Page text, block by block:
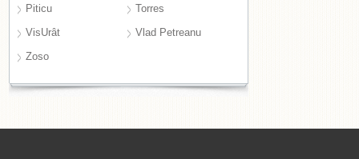
Piticu
Torres
VisUrât
Vlad Petreanu
Zoso